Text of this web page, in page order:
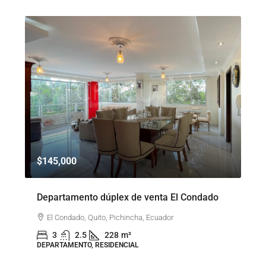
$145,000
Departamento dúplex de venta El Condado
El Condado, Quito, Pichincha, Ecuador
3 2.5 228 m²
DEPARTAMENTO, RESIDENCIAL